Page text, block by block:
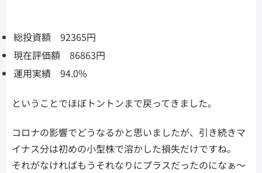
総投資額 92365円
現在評価額 86863円
運用実績 94.0%
ということでほぼトントンまで戻ってきました。
コロナの影響でどうなるかと思いましたが、引き続きマ
イナス分は初めの小型株で溶かした損失だけですね。
それがなければもうそれなりにプラスだったのになぁ～